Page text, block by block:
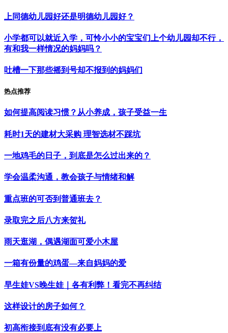
上同德幼儿园好还是明德幼儿园好？
小学都可以就近入学，可怜小小的宝宝们上个幼儿园却不行，
有和我一样情况的妈妈吗？
吐槽一下那些摇到号却不报到的妈妈们
热点推荐
如何提高阅读习惯？从小养成，孩子受益一生
耗时1天的建材大采购 理智选材不踩坑
一地鸡毛的日子，到底是怎么过出来的？
学会温柔沟通，教会孩子与情绪和解
重点班的可否到普通班去？
录取完之后八方来贺礼
雨天逛湖，偶遇湖面可爱小木屋
一箱有份量的鸡蛋—来自妈妈的爱
早生娃VS晚生娃｜各有利弊！看完不再纠结
这样设计的房子如何？
初高衔接到底有没有必要上